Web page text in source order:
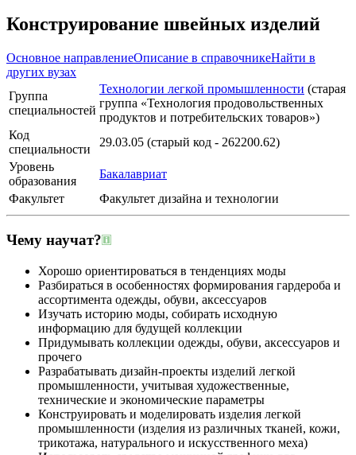
Конструирование швейных изделий
Основное направлениеОписание в справочникеНайти в
других вузах
Группа
специальностей
Технологии легкой промышленности (старая
группа «Технология продовольственных
продуктов и потребительских товаров»)
Код
специальности
29.03.05 (старый код - 262200.62)
Уровень
образования
Бакалавриат
Факультет
Факультет дизайна и технологии
Чему научат?
Хорошо ориентироваться в тенденциях моды
Разбираться в особенностях формирования гардероба и
ассортимента одежды, обуви, аксессуаров
Изучать историю моды, собирать исходную
информацию для будущей коллекции
Придумывать коллекции одежды, обуви, аксессуаров и
прочего
Разрабатывать дизайн-проекты изделий легкой
промышленности, учитывая художественные,
технические и экономические параметры
Конструировать и моделировать изделия легкой
промышленности (изделия из различных тканей, кожи,
трикотажа, натурального и искусственного меха)